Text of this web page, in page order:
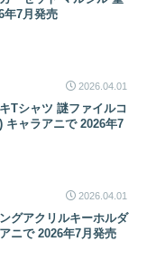
年7月発売
2026.04.01
Tシャツ 謎ファイルコ
キャラアニで 2026年7
2026.04.01
グアクリルキーホルダ
ニで 2026年7月発売